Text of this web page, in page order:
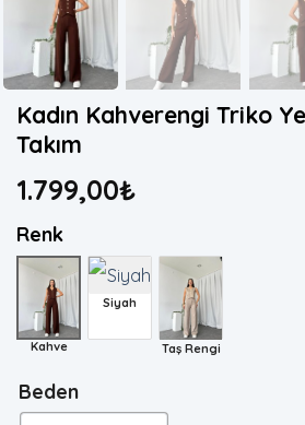
Kadın Kahverengi Triko
Takım
1.799,00₺
Renk
Kahve
Siyah
Taş Rengi
Beden